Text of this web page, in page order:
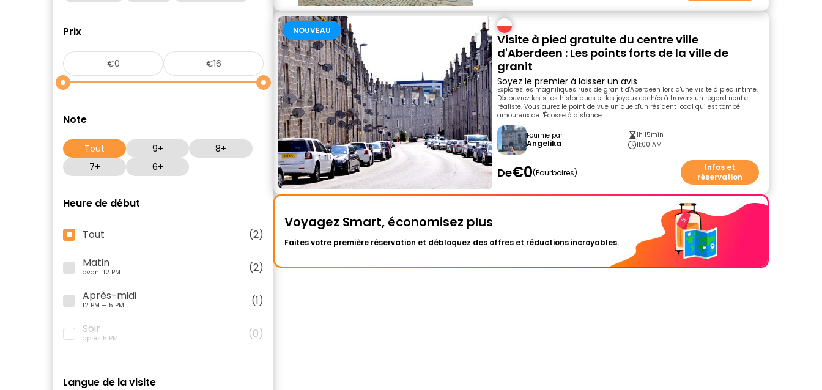
Prix
Note
Tout 9+
8+
7+
6+
Heure de début
Tout
(2)
Matin
avant 12 PM
(2)
Après-midi
12 PM — 5 PM
(1)
Soir
après 5 PM (0)
Langue de la visite
NOUVEAU
Visite à pied gratuite du centre ville
d'Aberdeen : Les points forts de la ville de
granit
Soyez le premier à laisser un avis
Explorez les magnifiques rues de granit d'Aberdeen lors d'une visite à pied intime.
Découvrez les sites historiques et les joyaux cachés à travers un regard neuf et
réaliste. Vous aurez le point de vue unique d'un résident local qui est tombé
amoureux de l'Écosse à distance.
Fournie par
Angelika
1h 15min
11:00 AM
De€0 Pourboires
Infos et
réservation
Voyagez Smart, économisez plus
Faites votre première réservation et débloquez des offres et réductions incroyables.